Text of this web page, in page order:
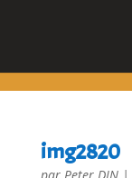
img2820